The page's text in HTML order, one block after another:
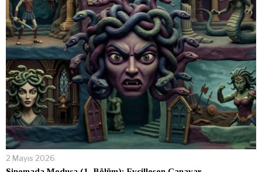
2 Mayıs 2026